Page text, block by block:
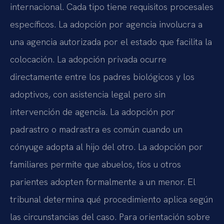
internacional. Cada tipo tiene requisitos procesales
específicos. La adopción por agencia involucra a
una agencia autorizada por el estado que facilita la
colocación. La adopción privada ocurre
directamente entre los padres biológicos y los
adoptivos, con asistencia legal pero sin
intervención de agencia. La adopción por
padrastro o madrastra es común cuando un
cónyuge adopta al hijo del otro. La adopción por
familiares permite que abuelos, tíos u otros
parientes adopten formalmente a un menor. El
tribunal determina qué procedimiento aplica según
las circunstancias del caso. Para orientación sobre